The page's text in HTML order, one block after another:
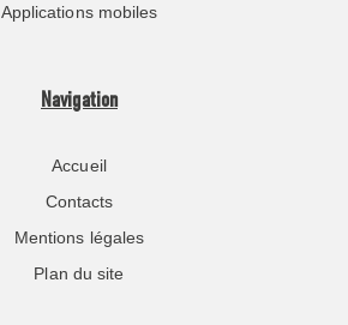
Applications mobiles
Navigation
Accueil
Contacts
Mentions légales
Plan du site